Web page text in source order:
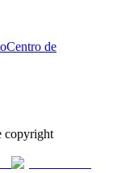
Centro de
copyright